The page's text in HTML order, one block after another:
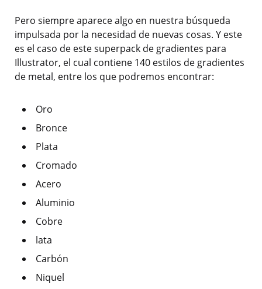
Pero siempre aparece algo en nuestra búsqueda
impulsada por la necesidad de nuevas cosas. Y este
es el caso de este superpack de gradientes para
Illustrator, el cual contiene 140 estilos de gradientes
de metal, entre los que podremos encontrar:
Oro
Bronce
Plata
Cromado
Acero
Aluminio
Cobre
lata
Carbón
Niquel